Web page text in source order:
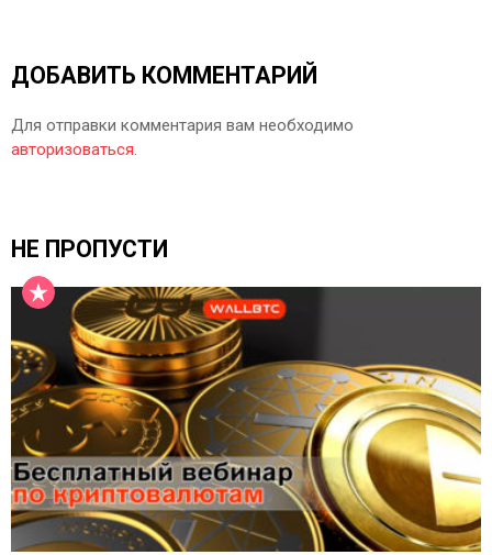
ДОБАВИТЬ КОММЕНТАРИЙ
Для отправки комментария вам необходимо
авторизоваться.
НЕ ПРОПУСТИ